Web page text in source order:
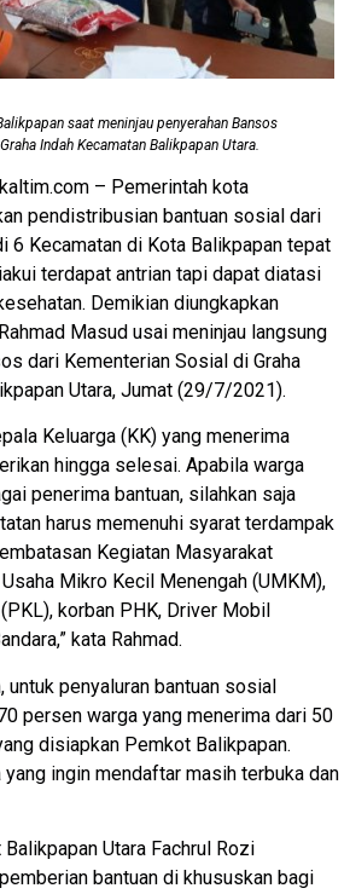
saat meninjau penyerahan Bansos
Indah Kecamatan Balikpapan Utara.
– Pemerintah kota
pendistribusian bantuan sosial dari
6 Kecamatan di Kota Balikpapan tepat
terdapat antrian tapi dapat diatasi
Demikian diungkapkan
Masud usai meninjau langsung
dari Kementerian Sosial di Graha
Utara, Jumat (29/7/2021).
Keluarga (KK) yang menerima
hingga selesai. Apabila warga
penerima bantuan, silahkan saja
harus memenuhi syarat terdampak
Kegiatan Masyarakat
Mikro Kecil Menengah (UMKM),
korban PHK, Driver Mobil
kata Rahmad.
untuk penyaluran bantuan sosial
persen warga yang menerima dari 50
disiapkan Pemkot Balikpapan.
yang ingin mendaftar masih terbuka dan
Utara Fachrul Rozi
bantuan di khususkan bagi